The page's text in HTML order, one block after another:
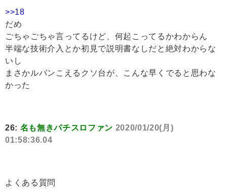
>>18
だめ
ごちゃごちゃ言ってるけど、何起こってるかわからん
半端な技術介入とか初見で説明書なしだと絶対わからな
いし
まさかルパンこえるクソ台が、こんな早くでると思わな
かった
26: 名も無きパチスロファン 2020/01/20(月)
01:58:36.04
よくある質問